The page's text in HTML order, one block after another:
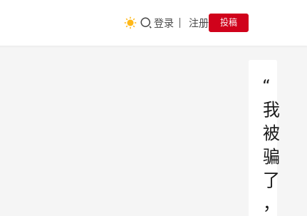
登录 注册 投稿
“
我
被
骗
了
，